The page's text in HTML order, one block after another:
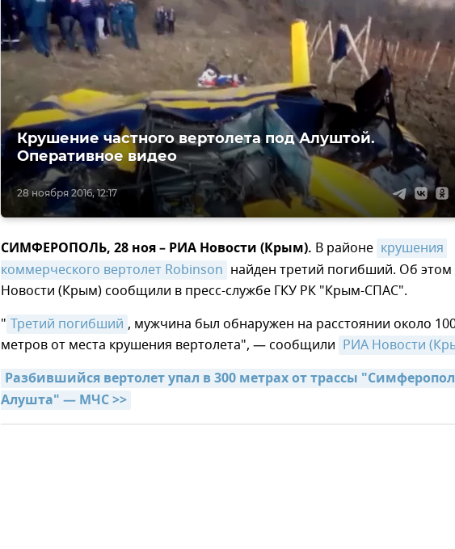
28 ноября 2016, 12:17
Крушение частного вертолета под Алуштой.
Оперативное видео
СИМФЕРОПОЛЬ, 28 ноя – РИА Новости (Крым). В районе крушения
коммерческого вертолет Robinson найден третий погибший. Об
Новости (Крым) сообщили в пресс-службе ГКУ РК "Крым-СПАС".
" Третий погибший , мужчина был обнаружен на расстоянии около
метров от места крушения вертолета", — сообщили РИА Новости
Разбившийся вертолет упал в 300 метрах от трассы
Алушта" — МЧС >>